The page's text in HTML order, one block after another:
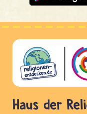
Haus der